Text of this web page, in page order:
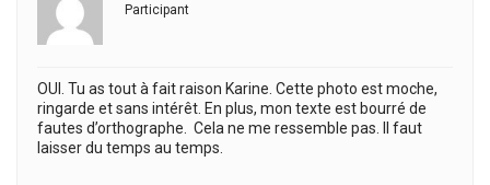
Participant
OUI. Tu as tout à fait raison Karine. Cette photo est moche,
ringarde et sans intérêt. En plus, mon texte est bourré de
fautes d’orthographe. Cela ne me ressemble pas. Il faut
laisser du temps au temps.